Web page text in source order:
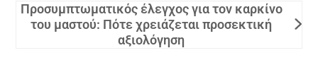
Προσυμπτωματικός έλεγχος για τον καρκίνο
του μαστού: Πότε χρειάζεται προσεκτική
αξιολόγηση